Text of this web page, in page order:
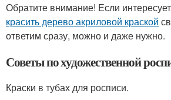
Обратите внимание! Если
красить дерево акриловой краской
ответим сразу, можно и даже нужно.
Советы по художественной
Краски в тубах для росписи.